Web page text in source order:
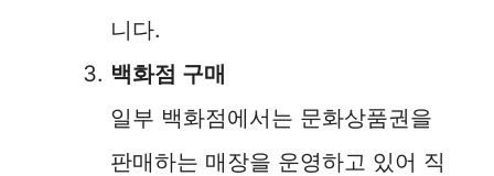
니다.
백화점 구매
일부 백화점에서는 문화상품권을
판매하는 매장을 운영하고 있어 직